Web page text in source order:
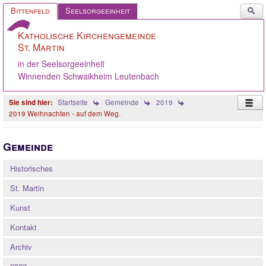
Bittenfeld Seelsorgeeinheit
...
Katholische Kirchengemeinde
St. Martin
in der Seelsorgeeinheit
Winnenden Schwaikheim Leutenbach
Startseite Gemeinde
2019
2019 Weihnachten - auf dem Weg.
Ökumene
Gelebter Glaube
Gemeinde
Historisches
St. Martin
Kunst
Kontakt
Archiv